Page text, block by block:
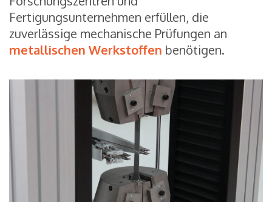
Fertigungsunternehmen erfüllen, die
zuverlässige mechanische Prüfungen an
metallischen Werkstoffen benötigen.